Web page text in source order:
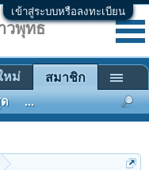
เข้าสู่ระบบหรือลงทะเบียน
วพุทธ
หม่ สมาชิก
...